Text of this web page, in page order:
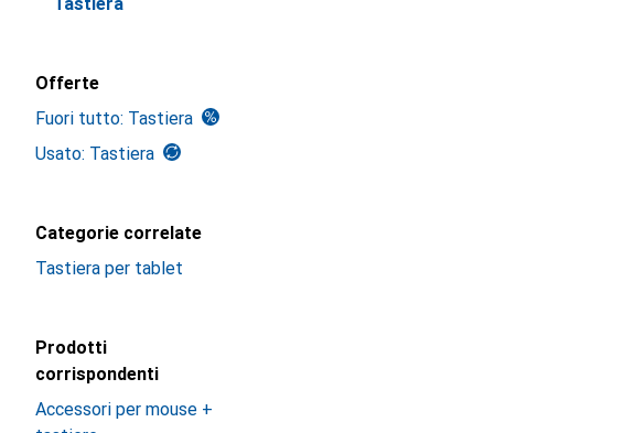
Offerte
Fuori tutto: Tastiera
Usato: Tastiera
Categorie correlate
Tastiera per tablet
Prodotti
corrispondenti
Accessori per mouse +